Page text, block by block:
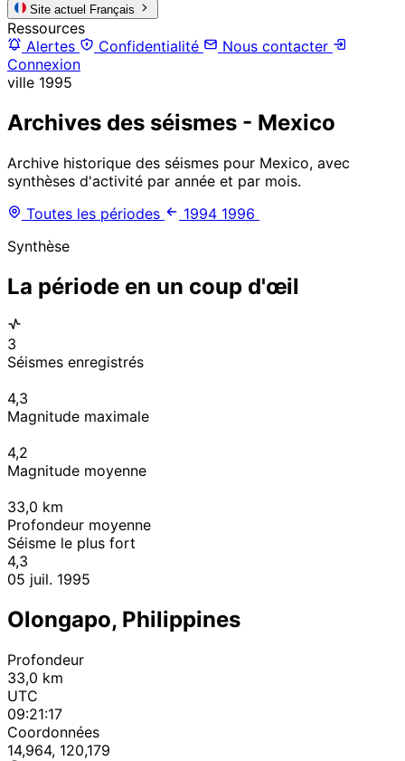
Site actuel Français
Ressources
Alertes
Confidentialité
Nous contacter
Connexion
ville 1995
Archives des séismes - Mexico
Archive historique des séismes pour Mexico, avec
synthèses d'activité par année et par mois.
Toutes les périodes
1994 1996
Synthèse
La période en un coup d'œil
3
Séismes enregistrés
4,3
Magnitude maximale
4,2
Magnitude moyenne
33,0 km
Profondeur moyenne
Séisme le plus fort
4,3
05 juil. 1995
Olongapo, Philippines
Profondeur
33,0 km
UTC
09:21:17
Coordonnées
14,964, 120,179